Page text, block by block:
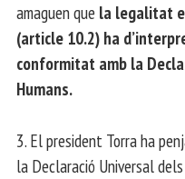
amaguen que la legalitat
(article 10.2) ha
conformitat amb la
Humans.
3. El president Torra ha
la Declaració Universal